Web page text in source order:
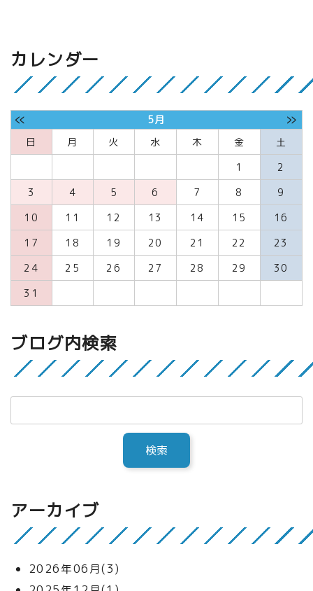
カレンダー
« 5月 »
日 月 火 水 木 金
土
1
2
3
4 5 6 7 8
9
10
11 12 13 14 15
16
17
18 19 20 21 22
23
24
25 26 27 28 29
30
31
ブログ内検索
アーカイブ
2026年06月(3)